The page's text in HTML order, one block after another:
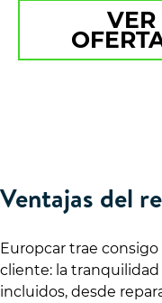
VER
Ventajas del
Europcar trae consigo
cliente: la
incluidos, desde